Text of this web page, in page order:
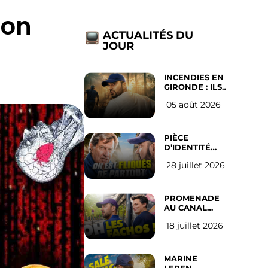
ACTUALITÉS DU
JOUR
INCENDIES EN
GIRONDE : ILS
D’ABANDONNER
05 août 2026
PIÈCE
D’IDENTITÉ
SUR LES
l’avis des
Français
28 juillet 2026
PROMENADE
AU CANAL
(les gauchistes
18 juillet 2026
MARINE